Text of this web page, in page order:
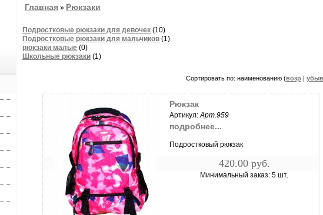
Главная » Рюкзаки
Подростковые рюкзаки для девочек (10)
Подростковые рюкзаки для мальчиков (1)
рюкзаки малые (0)
Школьные рюкзаки (1)
Сортировать по: наименованию (возр| убыв
Рюкзак
Артикул:Арт.959
подробнее...
Подростковый рюкзак
420.00 руб.
Минимальный заказ: 5 шт.